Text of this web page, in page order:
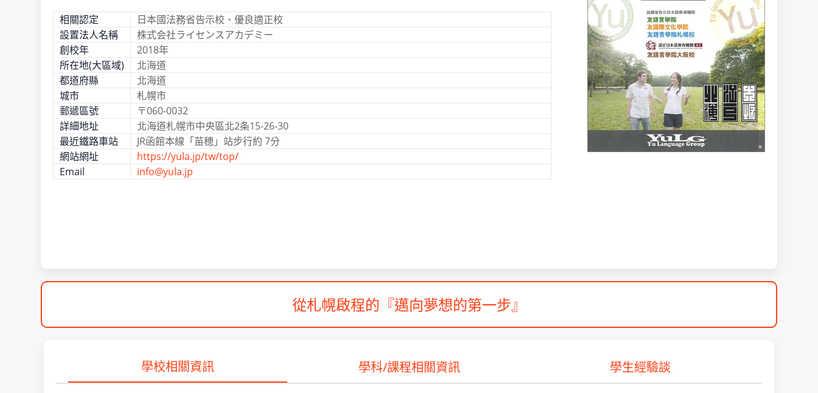
相關認定
日本國法務省告示校、優良適正校
設置法人名稱
株式会社ライセンスアカデミー
創校年
2018年
所在地(大區域)
北海道
都道府縣
北海道
城市
札幌市
郵遞區號
〒060-0032
詳細地址
北海道札幌市中央區北2条15-26-30
最近鐵路車站
JR函館本線「苗穂」站步行約 7分
網站網址
https://yula.jp/tw/top/
Email
info@yula.jp
從札幌啟程的『邁向夢想的第一步』
學校相關資訊 學科/課程相關資訊 學生經驗談